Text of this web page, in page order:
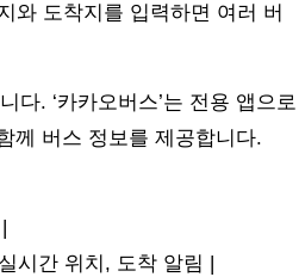
와 도착지를 입력하면 여러 버
다. ‘카카오버스’는 전용 앱으로
께 버스 정보를 제공합니다.
시간 위치, 도착 알림 |